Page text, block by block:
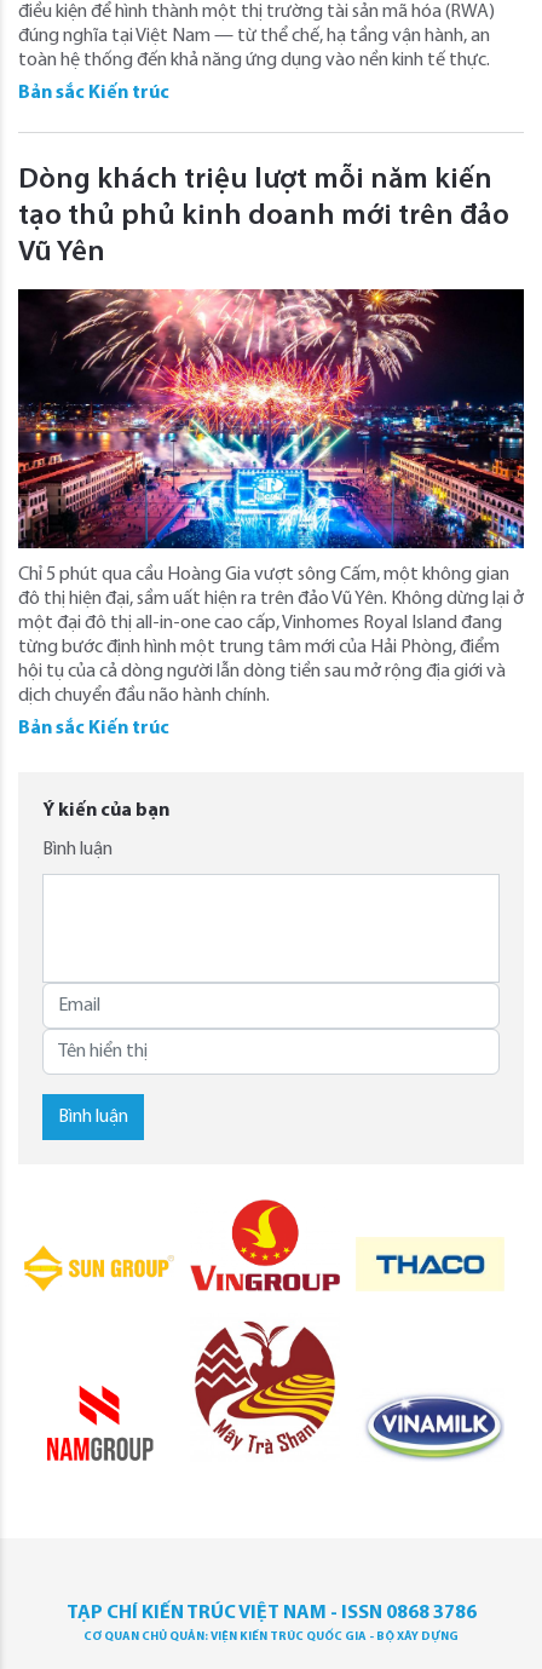
điều kiện để hình thành một thị trường tài sản mã hóa (RWA)
đúng nghĩa tại Việt Nam — từ thể chế, hạ tầng vận hành, an
toàn hệ thống đến khả năng ứng dụng vào nền kinh tế thực.
Bản sắc Kiến trúc
Dòng khách triệu lượt mỗi năm kiến
tạo thủ phủ kinh doanh mới trên đảo
Vũ Yên
Chỉ 5 phút qua cầu Hoàng Gia vượt sông Cấm, một không gian
đô thị hiện đại, sầm uất hiện ra trên đảo Vũ Yên. Không dừng lại ở
một đại đô thị all-in-one cao cấp, Vinhomes Royal Island đang
từng bước định hình một trung tâm mới của Hải Phòng, điểm
hội tụ của cả dòng người lẫn dòng tiền sau mở rộng địa giới và
dịch chuyển đầu não hành chính.
Bản sắc Kiến trúc
Ý kiến của bạn
Bình luận
Bình luận
TẠP CHÍ KIẾN TRÚC VIỆT NAM - ISSN 0868 3786
CƠ QUAN CHỦ QUẢN: VIỆN KIẾN TRÚC QUỐC GIA - BỘ XÂY DỰNG